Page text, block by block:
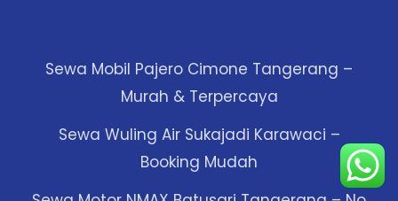
Sewa Mobil Pajero Cimone Tangerang –
Murah & Terpercaya
Sewa Wuling Air Sukajadi Karawaci –
Booking Mudah